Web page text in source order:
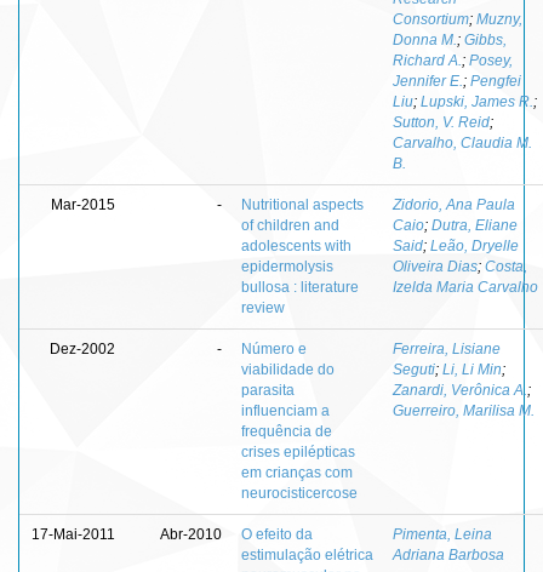
Consortium; Muzny,
Donna M. ; Gibbs,
Richard A. ; Posey,
Jennifer E. ; Pengfei
Liu; Lupski, James R. ;
Sutton, V. Reid;
Carvalho, Claudia M.
B.
Mar-2015 -
Nutritional aspects
of children and
adolescents with
epidermolysis
bullosa : literature
review
Zidorio, Ana Paula
Caio; Dutra, Eliane
Said; Leão, Dryelle
Oliveira Dias; Costa,
Izelda Maria Carvalho
Dez-2002 -
Número e
viabilidade do
parasita
influenciam a
frequência de
crises epilépticas
em crianças com
neurocisticercose
Ferreira, Lisiane
Seguti; Li, Li Min;
Zanardi, Verônica A. ;
Guerreiro, Marilisa M.
17-Mai-2011 Abr-2010
O efeito da
estimulação elétrica
Pimenta, Leina
Adriana Barbosa